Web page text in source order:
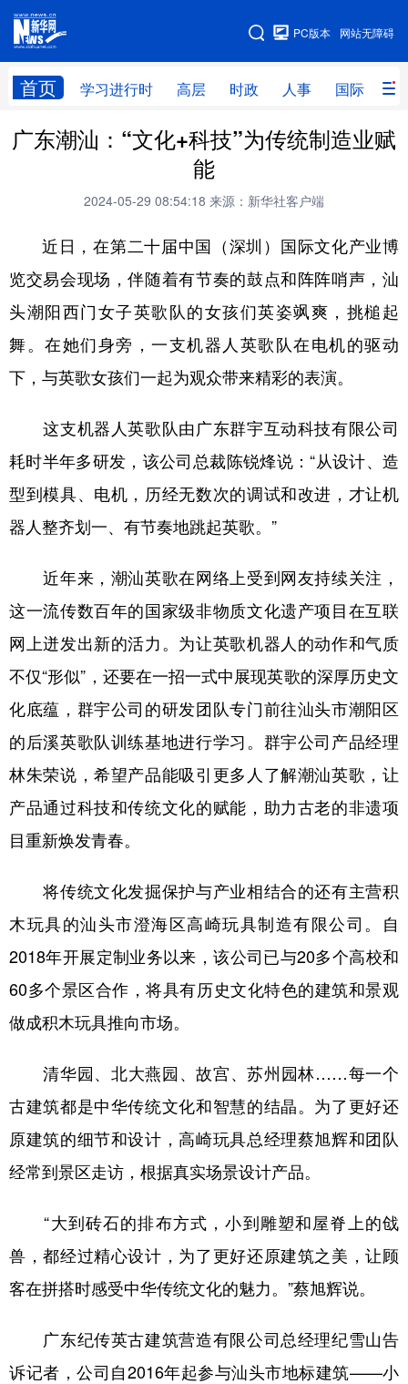
网站无障碍
PC版本
首页 学习进行时 高层 时政 人事 国际 财
网站地图
学习进行时 高层 时政 人事
全球连线
科技 科创 量子 体育
文化 书画 健康 军事
法律 中央文件 金融 汽车
乡村振兴 银龄 溯源中国
彩票 娱乐 时尚
地方频道
北京 天津 河北 山西
辽宁 吉林 上海 江苏
浙江 安徽 福建 江西
山东 河南 湖北 湖南
四川 贵州 云南 西藏
陕西 甘肃 青海 宁夏
English Español Français عربى
Deutsch Português
广东潮汕：“文化+科技”为传统制造业赋
能
2024-05-29 08:54:18 来源：新华社客户端
近日，在第二十届中国（深圳）国际文化产业博
览交易会现场，伴随着有节奏的鼓点和阵阵哨声，汕
头潮阳西门女子英歌队的女孩们英姿飒爽，挑槌起
舞。在她们身旁，一支机器人英歌队在电机的驱动
下，与英歌女孩们一起为观众带来精彩的表演。
这支机器人英歌队由广东群宇互动科技有限公司
耗时半年多研发，该公司总裁陈锐烽说：“从设计、造
型到模具、电机，历经无数次的调试和改进，才让机
器人整齐划一、有节奏地跳起英歌。”
近年来，潮汕英歌在网络上受到网友持续关注，
这一流传数百年的国家级非物质文化遗产项目在互联
网上迸发出新的活力。为让英歌机器人的动作和气质
不仅“形似”，还要在一招一式中展现英歌的深厚历史文
化底蕴，群宇公司的研发团队专门前往汕头市潮阳区
的后溪英歌队训练基地进行学习。群宇公司产品经理
林朱荣说，希望产品能吸引更多人了解潮汕英歌，让
产品通过科技和传统文化的赋能，助力古老的非遗项
目重新焕发青春。
将传统文化发掘保护与产业相结合的还有主营积
木玩具的汕头市澄海区高崎玩具制造有限公司。自
2018年开展定制业务以来，该公司已与20多个高校和
60多个景区合作，将具有历史文化特色的建筑和景观
做成积木玩具推向市场。
清华园、北大燕园、故宫、苏州园林……每一个
古建筑都是中华传统文化和智慧的结晶。为了更好还
原建筑的细节和设计，高崎玩具总经理蔡旭辉和团队
经常到景区走访，根据真实场景设计产品。
“大到砖石的排布方式，小到雕塑和屋脊上的戗
兽，都经过精心设计，为了更好还原建筑之美，让顾
客在拼搭时感受中华传统文化的魅力。”蔡旭辉说。
广东纪传英古建筑营造有限公司总经理纪雪山告
诉记者，公司自2016年起参与汕头市地标建筑——小